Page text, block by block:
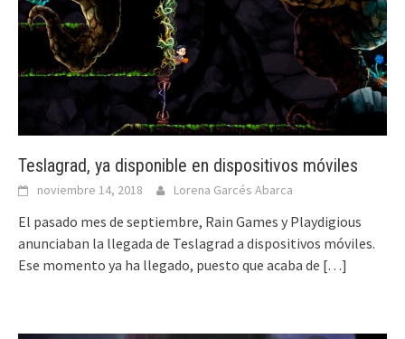
Teslagrad, ya disponible en dispositivos móviles
noviembre 14, 2018 Lorena Garcés Abarca
El pasado mes de septiembre, Rain Games y Playdigious
anunciaban la llegada de Teslagrad a dispositivos móviles.
Ese momento ya ha llegado, puesto que acaba de […]